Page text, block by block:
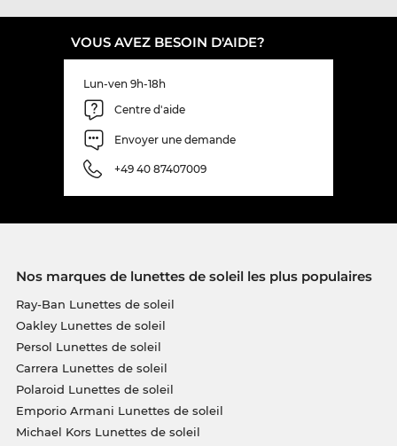
VOUS AVEZ BESOIN D'AIDE?
Lun-ven 9h-18h
Centre d'aide
Envoyer une demande
+49 40 87407009
Nos marques de lunettes de soleil les plus populaires
Ray-Ban Lunettes de soleil
Oakley Lunettes de soleil
Persol Lunettes de soleil
Carrera Lunettes de soleil
Polaroid Lunettes de soleil
Emporio Armani Lunettes de soleil
Michael Kors Lunettes de soleil